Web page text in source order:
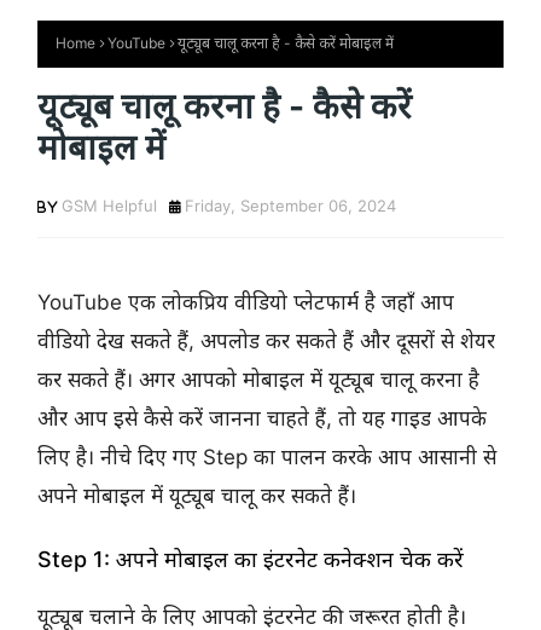
Home YouTube यूट्यूब चालू करना है - कैसे करें मोबाइल में
यूट्यूब चालू करना है - कैसे करें
मोबाइल में
GSM Helpful Friday, September 06, 2024
YouTube एक लोकप्रिय वीडियो प्लेटफार्म है जहाँ आप
वीडियो देख सकते हैं, अपलोड कर सकते हैं और दूसरों से शेयर
कर सकते हैं। अगर आपको मोबाइल में यूट्यूब चालू करना है
और आप इसे कैसे करें जानना चाहते हैं, तो यह गाइड आपके
लिए है। नीचे दिए गए Step का पालन करके आप आसानी से
अपने मोबाइल में यूट्यूब चालू कर सकते हैं।
Step 1: अपने मोबाइल का इंटरनेट कनेक्शन चेक करें
यूट्यूब चलाने के लिए आपको इंटरनेट की जरूरत होती है।